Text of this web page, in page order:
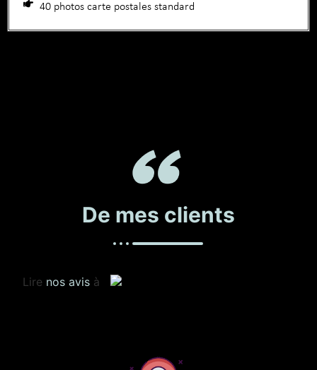
40 photos carte postales standard
De mes clients
Lire nos avis à